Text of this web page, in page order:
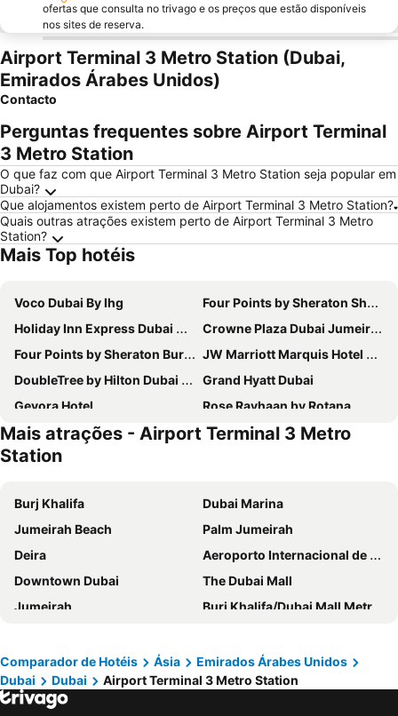
ofertas que consulta no trivago e os preços que estão disponíveis
nos sites de reserva.
Airport Terminal 3 Metro Station (Dubai,
Emirados Árabes Unidos)
Contacto
Perguntas frequentes sobre Airport Terminal
3 Metro Station
O que faz com que Airport Terminal 3 Metro Station seja popular em
Dubai?
Que alojamentos existem perto de Airport Terminal 3 Metro Station?
Quais outras atrações existem perto de Airport Terminal 3 Metro
Station?
Mais Top hotéis
Voco Dubai By Ihg
Four Points by Sheraton Sheikh Zayed Road, Dubai
Holiday Inn Express Dubai Airport By Ihg
Crowne Plaza Dubai Jumeirah By Ihg
Four Points by Sheraton Bur Dubai
JW Marriott Marquis Hotel Dubai
DoubleTree by Hilton Dubai M Square Hotel & Residences
Grand Hyatt Dubai
Gevora Hotel
Rose Rayhaan by Rotana
Towers Rotana
Intercontinental Hotels Dubai Festival City By Ihg
The Tower Plaza Hotel
Hyatt Place Dubai Jumeirah Residences
Swissôtel Al Murooj Dubai
Taj Dubai
Canal Central Hotel
Sofitel Dubai Downtown
Grand Millennium Business Bay
Millennium Plaza Downtown, Dubai
Jumeira Rotana
Hotel Indigo Dubai Downtown By Ihg
Crowne Plaza Dubai - Festival City By Ihg
Barcelo Al Jaddaf, Dubai
Rove La Mer Beach
Courtyard by Marriott World Trade Centre, Dubai
Marriott Executive Apartments Dubai Creek
Mais atrações - Airport Terminal 3 Metro
Station
Burj Khalifa
Dubai Marina
Jumeirah Beach
Palm Jumeirah
Deira
Aeroporto Internacional de Dubai
Downtown Dubai
The Dubai Mall
Jumeirah
Burj Khalifa/Dubai Mall Metro Station
Business Bay
Corniche Beach
Yas Island
Saadiyat Island
Dubai Festival City
Comparador de Hotéis Ásia
Emirados Árabes Unidos
Dubai
Dubai Airport Terminal 3 Metro Station